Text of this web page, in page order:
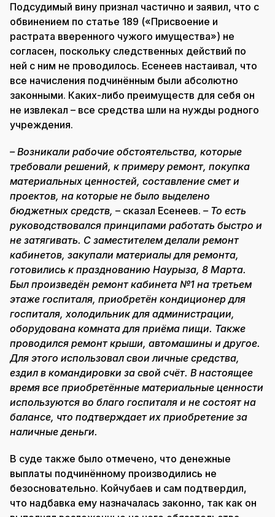
Подсудимый вину признал частично и заявил, что с
обвинением по статье 189 («Присвоение и
растрата вверенного чужого имущества») не
согласен, поскольку следственных действий по
ней с ним не проводилось. Есенеев настаивал, что
все начисления подчинённым были абсолютно
законными. Каких-либо преимуществ для себя он
не извлекал – все средства шли на нужды родного
учреждения.
– Возникали рабочие обстоятельства, которые
требовали решений, к примеру ремонт, покупка
материальных ценностей, составление смет и
проектов, на которые не было выделено
бюджетных средств, – сказал Есенеев. – То есть
руководствовался принципами работать быстро и
не затягивать. С заместителем делали ремонт
кабинетов, закупали материалы для ремонта,
готовились к празднованию Наурыза, 8 Марта.
Был произведён ремонт кабинета №1 на третьем
этаже госпиталя, приобретён кондиционер для
госпиталя, холодильник для администрации,
оборудована комната для приёма пищи. Также
проводился ремонт крыши, автомашины и другое.
Для этого использовал свои личные средства,
ездил в командировки за свой счёт. В настоящее
время все приобретённые материальные ценности
используются во благо госпиталя и не состоят на
балансе, что подтверждает их приобретение за
наличные деньги.
В суде также было отмечено, что денежные
выплаты подчинённому производились не
безосновательно. Койчубаев и сам подтвердил,
что надбавка ему назначалась законно, так как он